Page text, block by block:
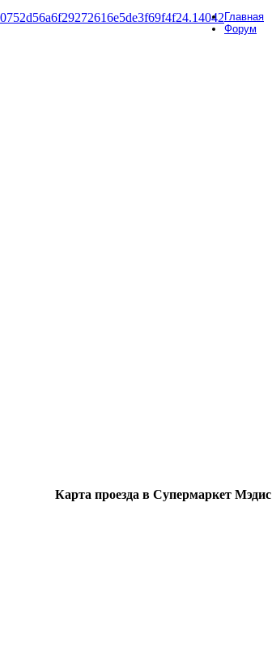
Главная
Форум
Карта проезда в Супермаркет Мэдис